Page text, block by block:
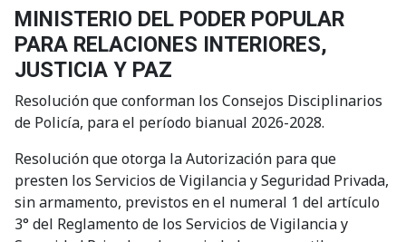
MINISTERIO DEL PODER POPULAR
PARA RELACIONES INTERIORES,
JUSTICIA Y PAZ
Resolución que conforman los Consejos Disciplinarios
de Policía, para el período bianual 2026-2028.
Resolución que otorga la Autorización para que
presten los Servicios de Vigilancia y Seguridad Privada,
sin armamento, previstos en el numeral 1 del artículo
3° del Reglamento de los Servicios de Vigilancia y